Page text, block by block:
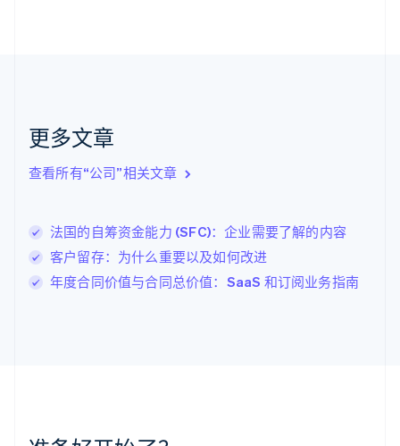
更多文章
查看所有“公司”相关文章
法国的自筹资金能力 (SFC)：企业需要了解的内容
客户留存：为什么重要以及如何改进
年度合同价值与合同总价值：SaaS 和订阅业务指南
English
English
卢森堡
罗马尼亚
English